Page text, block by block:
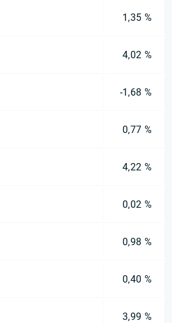
1,35 %
4,02 %
-1,68 %
0,77 %
4,22 %
0,02 %
0,98 %
0,40 %
3,99 %